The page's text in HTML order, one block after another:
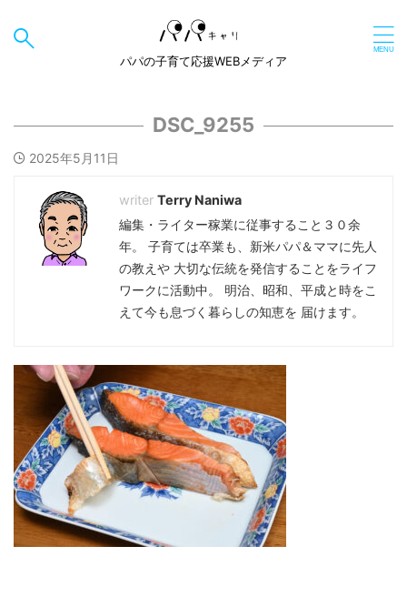
パパの子育て応援WEBメディア
DSC_9255
2025年5月11日
Terry Naniwa
編集・ライター稼業に従事すること３０余
年。 子育ては卒業も、新米パパ＆ママに先人
の教えや 大切な伝統を発信することをライフ
ワークに活動中。 明治、昭和、平成と時をこ
えて今も息づく暮らしの知恵を 届けます。